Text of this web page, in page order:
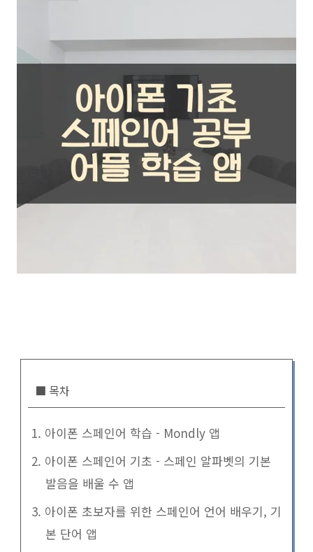
■ 목차
1. 아이폰 스페인어 학습 - Mondly 앱
2. 아이폰 스페인어 기초 - 스페인 알파벳의 기본
발음을 배울 수 앱
3. 아이폰 초보자를 위한 스페인어 언어 배우기, 기
본 단어 앱